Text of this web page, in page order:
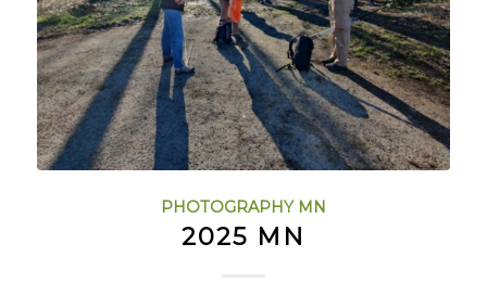
PHOTOGRAPHY MN
2025 MN